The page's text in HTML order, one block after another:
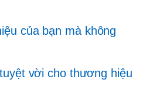
của bạn mà không
vời cho thương hiệu